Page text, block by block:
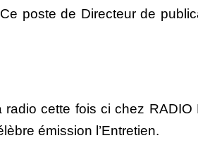
poste de Directeur de
cette fois ci chez
émission l’Entretien.